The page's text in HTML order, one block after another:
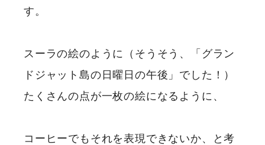
す。
スーラの絵のように（そうそう、「グラン
ドジャット島の日曜日の午後」でした！）
たくさんの点が一枚の絵になるように、
コーヒーでもそれを表現できないか、と考